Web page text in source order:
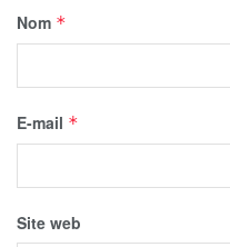
Nom *
E-mail *
Site web